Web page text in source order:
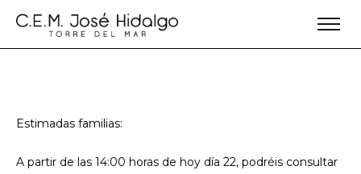
Estimadas familias:
A partir de las 14:00 horas de hoy día 22, podréis consultar